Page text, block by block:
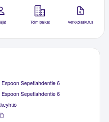
Toimipaikat Verkkolaskutus
Espoon Sepetlahdentie 6
Espoon Sepetlahdentie 6